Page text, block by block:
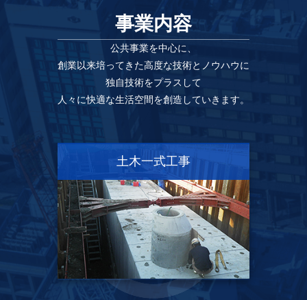
事業内容
公共事業を中心に、
創業以来培ってきた高度な技術とノウハウに
独自技術をプラスして
人々に快適な生活空間を創造していきます。
土木一式工事